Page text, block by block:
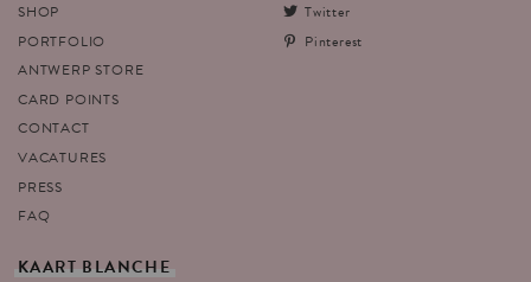
SHOP
PORTFOLIO
ANTWERP STORE
CARD POINTS
CONTACT
VACATURES
PRESS
FAQ
Twitter
Pinterest
KAART BLANCHE